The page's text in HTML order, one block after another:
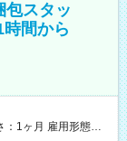
包スタッ
間から
：1ヶ月 雇用形態、